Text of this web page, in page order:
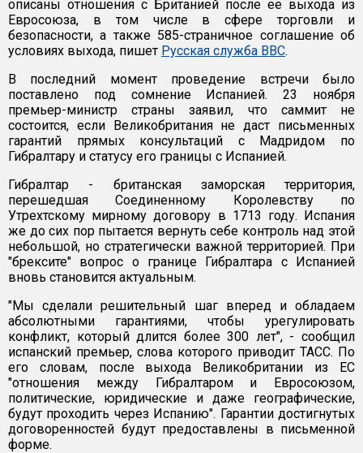
описаны отношения с Британией после ее выхода из
Евросоюза, в том числе в сфере торговли и
безопасности, а также 585-страничное соглашение об
условиях выхода, пишет Русская служба ВВС.
В последний момент проведение встречи было
поставлено под сомнение Испанией. 23 ноября
премьер-министр страны заявил, что саммит не
состоится, если Великобритания не даст письменных
гарантий прямых консультаций с Мадридом по
Гибралтару и статусу его границы с Испанией.
Гибралтар - британская заморская территория,
перешедшая Соединенному Королевству по
Утрехтскому мирному договору в 1713 году. Испания
же до сих пор пытается вернуть себе контроль над этой
небольшой, но стратегически важной территорией. При
"брексите" вопрос о границе Гибралтара с Испанией
вновь становится актуальным.
"Мы сделали решительный шаг вперед и обладаем
абсолютными гарантиями, чтобы урегулировать
конфликт, который длится более 300 лет", - сообщил
испанский премьер, слова которого приводит ТАСС. По
его словам, после выхода Великобритании из ЕС
"отношения между Гибралтаром и Евросоюзом,
политические, юридические и даже географические,
будут проходить через Испанию". Гарантии достигнутых
договоренностей будут предоставлены в письменной
форме.